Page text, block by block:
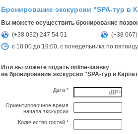
Бронирование экскурсии "SPA-тур в
Вы можете осуществить бронирование
(+38 032) 247 54 51
(+38
с 10:00 до 19:00, с понедельника по пятницу
Или вы можете подать online-заявку
на бронирование экскурсии "SPA-тур в
Дата *
Ориентировочное время
начала экскурсии
Количество гостей *